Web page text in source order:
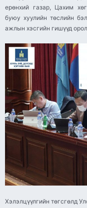
ерөнхий газар, Цахим
буюу хуулийн төслийн
ажлын хэсгийн гишүүд
Хэлэлцүүлгийн төгсгөлд